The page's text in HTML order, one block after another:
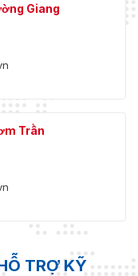
Giang
Trần
TRỢ KỸ